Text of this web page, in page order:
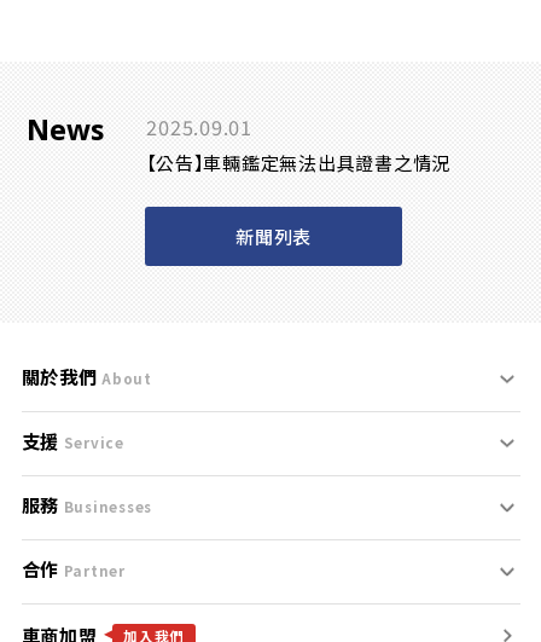
News 2025.09.01
【公告】車輛鑑定無法出具證書之情況
新聞列表
關於我們 About
刊登規範
服務條款
免責聲明
支援 Service
支援中心
聯絡我們
服務 Businesses
什麼是Goo鑑定？
找好車
合作 Partner
合作夥伴
車商加盟 加入我們